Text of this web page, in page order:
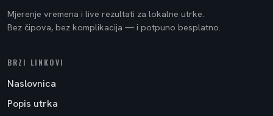
Mjerenje vremena i live rezultati za lokalne utrke.
Bez čipova, bez komplikacija — i potpuno besplatno.
BRZI LINKOVI
Naslovnica
Popis utrka